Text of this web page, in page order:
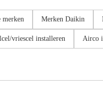
merken Merken Daikin
vriescel installeren Airco